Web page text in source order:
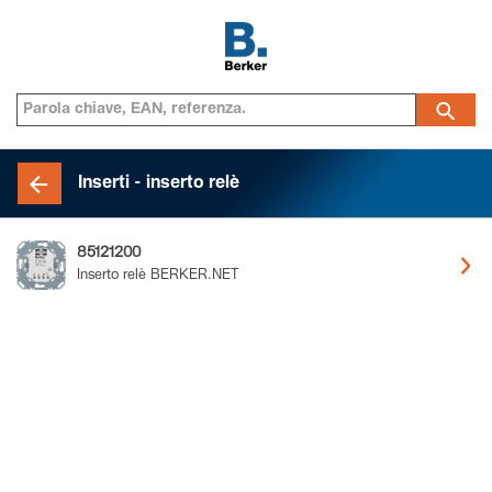
Inserti - inserto relè
85121200
Inserto relè BERKER.NET